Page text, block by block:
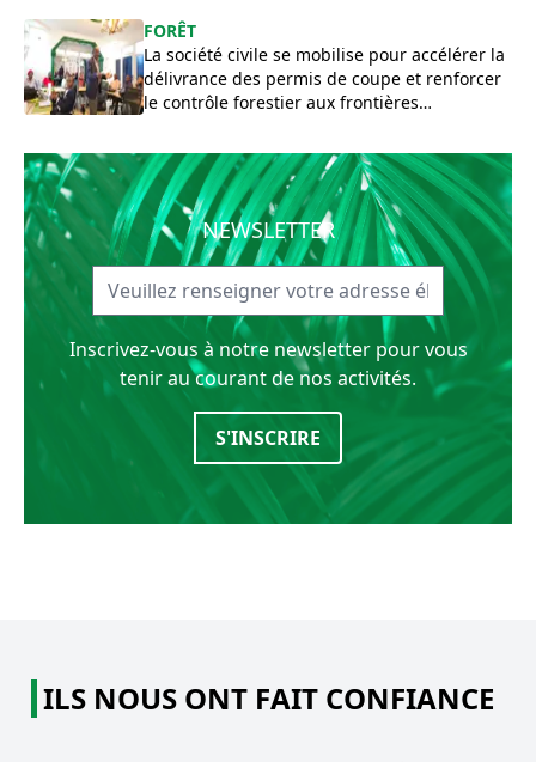
FORÊT
La société civile se mobilise pour accélérer la
délivrance des permis de coupe et renforcer
le contrôle forestier aux frontières
NEWSLETTER
Inscrivez-vous à notre newsletter pour vous
tenir au courant de nos activités.
S'INSCRIRE
ILS NOUS ONT FAIT CONFIANCE